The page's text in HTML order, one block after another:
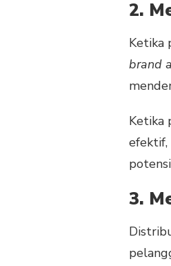
2.
Ketika
brand
Ketika
efektif,
3.